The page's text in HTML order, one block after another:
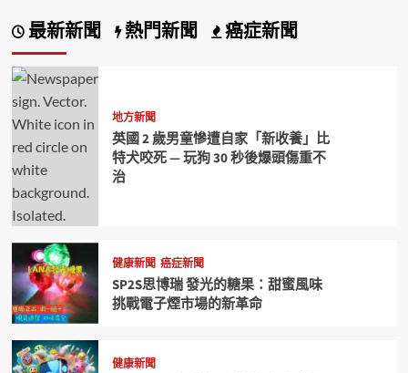
最新新聞 熱門新聞 癌症新聞
地方新聞
英國 2 歲男童慘遭自家「新收養」比
特犬咬死 — 玩狗 30 秒後爆頭傷重不
治
健康新聞 癌症新聞
SP2S思博瑞 發光的糖果：甜蜜風味
挑戰電子煙市場的新革命
健康新聞